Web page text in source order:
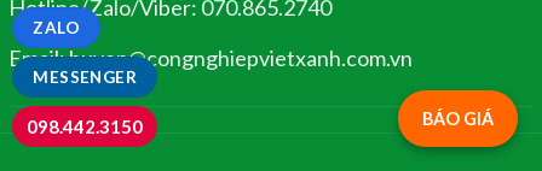
Hotline/Zalo/Viber: 070.865.2740
Email: huyen@congnghiepvietxanh.com.vn
BÁO GIÁ
MESSENGER
ZALO
098.442.3150